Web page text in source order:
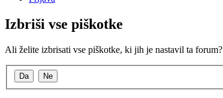
Izbriši vse piškotke
Ali želite izbrisati vse piškotke, ki jih je nastavil ta forum?